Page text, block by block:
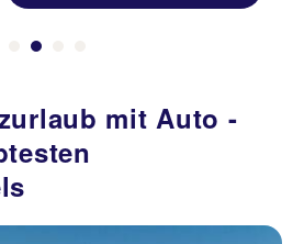
mit Auto -